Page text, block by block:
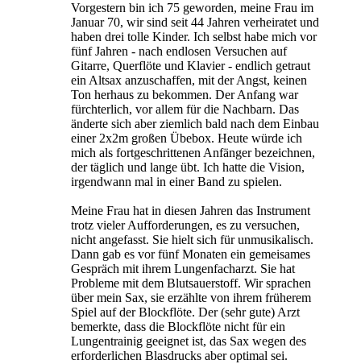
Vorgestern bin ich 75 geworden, meine Frau im
Januar 70, wir sind seit 44 Jahren verheiratet und
haben drei tolle Kinder. Ich selbst habe mich vor
fünf Jahren - nach endlosen Versuchen auf
Gitarre, Querflöte und Klavier - endlich getraut
ein Altsax anzuschaffen, mit der Angst, keinen
Ton herhaus zu bekommen. Der Anfang war
fürchterlich, vor allem für die Nachbarn. Das
änderte sich aber ziemlich bald nach dem Einbau
einer 2x2m großen Übebox. Heute würde ich
mich als fortgeschrittenen Anfänger bezeichnen,
der täglich und lange übt. Ich hatte die Vision,
irgendwann mal in einer Band zu spielen.
Meine Frau hat in diesen Jahren das Instrument
trotz vieler Aufforderungen, es zu versuchen,
nicht angefasst. Sie hielt sich für unmusikalisch.
Dann gab es vor fünf Monaten ein gemeisames
Gespräch mit ihrem Lungenfacharzt. Sie hat
Probleme mit dem Blutsauerstoff. Wir sprachen
über mein Sax, sie erzählte von ihrem früherem
Spiel auf der Blockflöte. Der (sehr gute) Arzt
bemerkte, dass die Blockflöte nicht für ein
Lungentrainig geeignet ist, das Sax wegen des
erforderlichen Blasdrucks aber optimal sei.